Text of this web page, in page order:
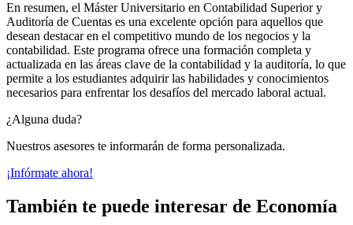
En resumen, el Máster Universitario en Contabilidad Superior y
Auditoría de Cuentas es una excelente opción para aquellos que
desean destacar en el competitivo mundo de los negocios y la
contabilidad. Este programa ofrece una formación completa y
actualizada en las áreas clave de la contabilidad y la auditoría, lo que
permite a los estudiantes adquirir las habilidades y conocimientos
necesarios para enfrentar los desafíos del mercado laboral actual.
¿Alguna duda?
Nuestros asesores te informarán de forma personalizada.
¡Infórmate ahora!
También te puede interesar de Economía